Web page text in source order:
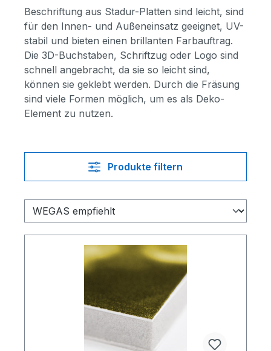
Beschriftung aus Stadur-Platten sind leicht, sind
für den Innen- und Außeneinsatz geeignet, UV-
stabil und bieten einen brillanten Farbauftrag.
Die 3D-Buchstaben, Schriftzug oder Logo sind
schnell angebracht, da sie so leicht sind,
können sie geklebt werden. Durch die Fräsung
sind viele Formen möglich, um es als Deko-
Element zu nutzen.
Produkte filtern